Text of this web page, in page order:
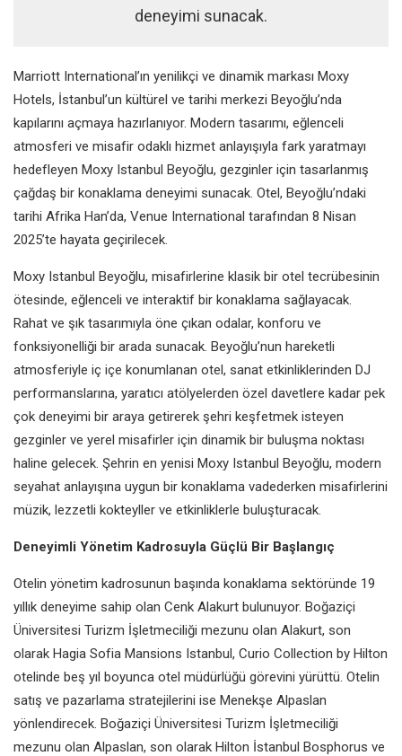
deneyimi sunacak.
Marriott International’ın yenilikçi ve dinamik markası Moxy
Hotels, İstanbul’un kültürel ve tarihi merkezi Beyoğlu’nda
kapılarını açmaya hazırlanıyor. Modern tasarımı, eğlenceli
atmosferi ve misafir odaklı hizmet anlayışıyla fark yaratmayı
hedefleyen Moxy Istanbul Beyoğlu, gezginler için tasarlanmış
çağdaş bir konaklama deneyimi sunacak. Otel, Beyoğlu’ndaki
tarihi Afrika Han’da, Venue International tarafından 8 Nisan
2025’te hayata geçirilecek.
Moxy Istanbul Beyoğlu, misafirlerine klasik bir otel tecrübesinin
ötesinde, eğlenceli ve interaktif bir konaklama sağlayacak.
Rahat ve şık tasarımıyla öne çıkan odalar, konforu ve
fonksiyonelliği bir arada sunacak. Beyoğlu’nun hareketli
atmosferiyle iç içe konumlanan otel, sanat etkinliklerinden DJ
performanslarına, yaratıcı atölyelerden özel davetlere kadar pek
çok deneyimi bir araya getirerek şehri keşfetmek isteyen
gezginler ve yerel misafirler için dinamik bir buluşma noktası
haline gelecek. Şehrin en yenisi Moxy Istanbul Beyoğlu, modern
seyahat anlayışına uygun bir konaklama vadederken misafirlerini
müzik, lezzetli kokteyller ve etkinliklerle buluşturacak.
Deneyimli Yönetim Kadrosuyla Güçlü Bir Başlangıç
Otelin yönetim kadrosunun başında konaklama sektöründe 19
yıllık deneyime sahip olan Cenk Alakurt bulunuyor. Boğaziçi
Üniversitesi Turizm İşletmeciliği mezunu olan Alakurt, son
olarak Hagia Sofia Mansions Istanbul, Curio Collection by Hilton
otelinde beş yıl boyunca otel müdürlüğü görevini yürüttü. Otelin
satış ve pazarlama stratejilerini ise Menekşe Alpaslan
yönlendirecek. Boğaziçi Üniversitesi Turizm İşletmeciliği
mezunu olan Alpaslan, son olarak Hilton İstanbul Bosphorus ve